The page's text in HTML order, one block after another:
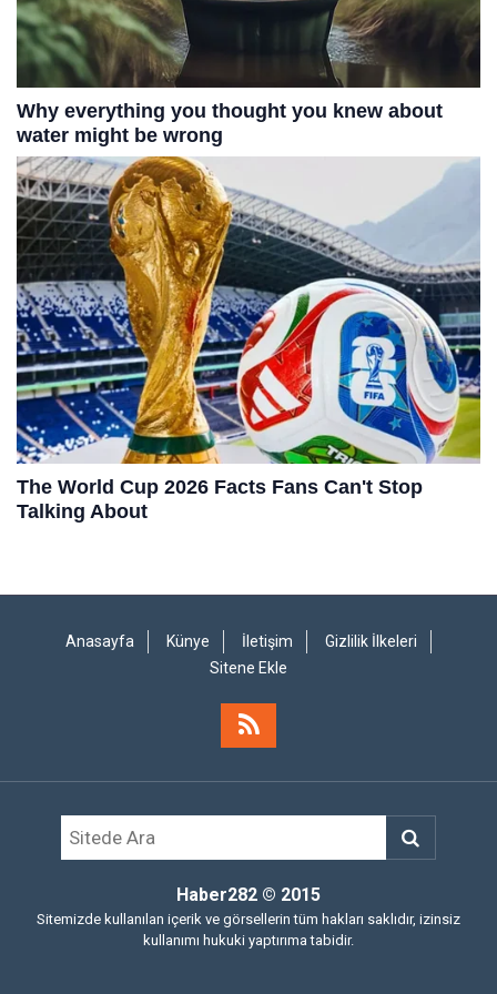
Anasayfa Künye İletişim
Gizlilik İlkeleri
Sitene Ekle
Haber282 © 2015
Sitemizde kullanılan içerik ve görsellerin tüm hakları saklıdır, izinsiz
kullanımı hukuki yaptırıma tabidir.